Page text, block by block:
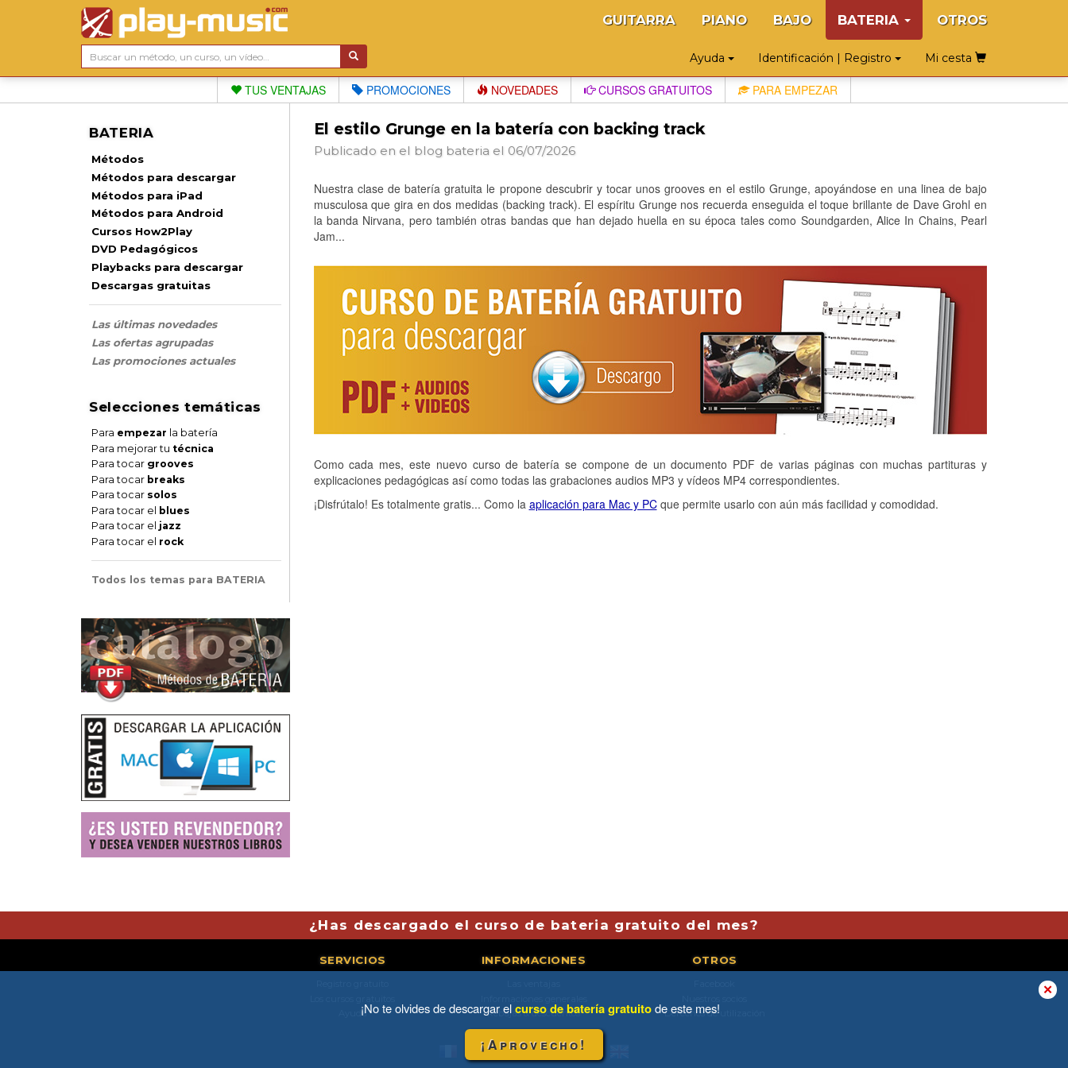
GUITARRA PIANO BAJO BATERIA OTROS
Ayuda Identificación | Registro Mi cesta
TUS VENTAJAS PROMOCIONES NOVEDADES CURSOS GRATUITOS PARA EMPEZAR
BATERIA
Métodos
Métodos para descargar
Métodos para iPad
Métodos para Android
Cursos How2Play
DVD Pedagógicos
Playbacks para descargar
Descargas gratuitas
Las últimas novedades
Las ofertas agrupadas
Las promociones actuales
Selecciones temáticas
Para empezar la batería
Para mejorar tu técnica
Para tocar grooves
Para tocar breaks
Para tocar solos
Para tocar el
blues
Para tocar el jazz
Para tocar el rock
Todos los temas para BATERIA
El estilo Grunge en la batería con backing track
Publicado en el blog bateria el 06/07/2026
Nuestra clase de batería gratuita le propone descubrir y tocar unos grooves en el estilo Grunge, apoyándose en una linea de bajo
musculosa que gira en dos medidas (backing track). El espíritu Grunge nos recuerda enseguida el toque brillante de Dave Grohl en
la banda Nirvana, pero también otras bandas que han dejado huella en su época tales como Soundgarden, Alice In Chains, Pearl
Jam...
Como cada mes, este nuevo curso de batería se compone de un documento PDF de varias páginas con muchas partituras y
explicaciones pedagógicas así como todas las grabaciones audios MP3 y vídeos MP4 correspondientes.
¡Disfrútalo! Es totalmente gratis... Como la aplicación para Mac y PCque permite usarlo con aún más facilidad y comodidad.
¿Has descargado el curso de bateria gratuito del mes?
SERVICIOS
Ayuda
INFORMACIONES
Rebajas & descuentos
OTROS
Derechos de utilización
✕
¡No te olvides de descargar elcurso de batería gratuitode este mes!
¡Aprovecho!